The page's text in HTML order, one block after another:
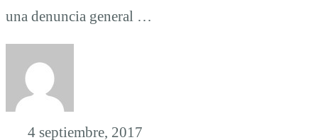
una denuncia general …
4 septiembre, 2017